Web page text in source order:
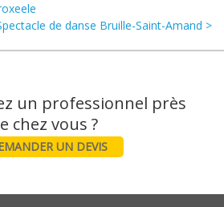
de danse Bruille-Saint-Amand >
un professionnel près
UN DEVIS